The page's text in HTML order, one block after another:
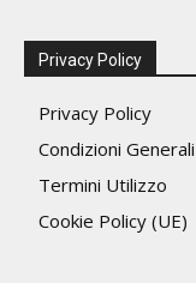
Privacy Policy
Privacy Policy
Condizioni Generali
Termini Utilizzo
Cookie Policy (UE)